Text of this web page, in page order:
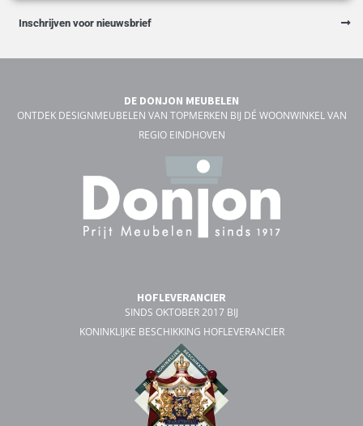
Inschrijven voor nieuwsbrief
DE DONJON MEUBELEN
ONTDEK DESIGNMEUBELEN VAN TOPMERKEN BIJ DÉ WOONWINKEL VAN
REGIO EINDHOVEN
HOFLEVERANCIER
SINDS OKTOBER 2017 BIJ
KONINKLIJKE BESCHIKKING HOFLEVERANCIER